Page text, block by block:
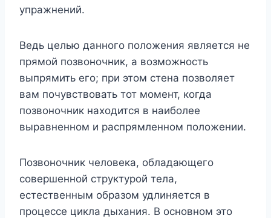
упражнений.
Ведь целью данного положения является не
прямой позвоночник, а возможность
выпрямить его; при этом стена позволяет
вам почувствовать тот момент, когда
позвоночник находится в наиболее
выравненном и распрямленном положении.
Позвоночник человека, обладающего
совершенной структурой тела,
естественным образом удлиняется в
процессе цикла дыхания. В основном это